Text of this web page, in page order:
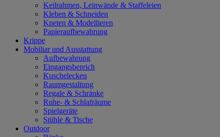
Keilrahmen, Leinwände & Staffeleien
Kleben & Schneiden
Kneten & Modellieren
Papieraufbewahrung
Krippe
Mobiliar und Ausstattung
Aufbewahrung
Eingangsbereich
Kuschelecken
Raumgestaltung
Regale & Schränke
Ruhe- & Schlafräume
Spielgeräte
Stühle & Tische
Outdoor